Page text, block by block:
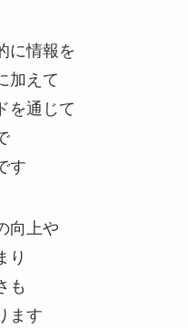
に情報を
加えて
を通じて
す
向上や
り
も
ます